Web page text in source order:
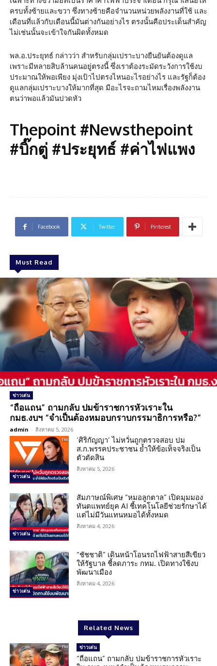
ครบทั้งซ้ายและขวา ซึ่งทางซ้ายคือจำนวนหน่วยพลังงานที่ใช้ และ
เดือนที่แล้วกับเดือนนี้มันต่างกันอย่างไร ตรงนั้นคือประเด็นสำคัญ
ไม่เช่นนั้นจะเข้าใจกันผิดทั้งหมด
พล.อ.ประยุทธ์ กล่าวว่า สำหรับกลุ่มเปราะบางยืนยันต้องดูแล
เพราะมีหลายสิบล้านคนอยู่ตรงนี้ ซึ่งเราต้องระมัดระวังการใช้งบ
ประมาณให้พอเพียง มุ่งเป้าไปตรงไหนอะไรอย่างไร และรัฐก็ต้อง
ดูแลกลุ่มเปราะบางให้มากที่สุด มีอะไรจะถามไหมเรื่องพลังงาน
ตนว่าพอแล้วมันปวดหัว
Thepoint #Newsthepoint
#บิ๊กตู่ #ประยุทธ์ #ค่าไฟแพง
Facebook Twitter Pinterest
Must Read
ข่าวเด่น
“ถือแถน” ถามกลับ ปมข้าราชการหัวเราะใน
กมธ.งบฯ “จำเป็นต้องหมอบกราบกรรมาธิการหรือ?”
admin - สิงหาคม 5, 2026
ข่าวเด่น
‘ศิริกัญญา’ ไม่หวั่นถูกตรวจสอบ ปม
ส.ก.พรรคประชาชน ย้ำให้ข้อเท็จจริงเป็น
ตัวตัดสิน
สิงหาคม 5, 2026
ข่าวเด่น
สัมภาษณ์พิเศษ “หมอลูกตาล” เปิดมุมมอง
ทันตแพทย์ยุค AI ชี้เทคโนโลยีช่วยรักษาได้
แต่ไม่มีวันแทนหมอได้ทั้งหมด
สิงหาคม 4, 2026
ข่าวเด่น
“ชัชชาติ” เดินหน้าโอนรถไฟฟ้าสายสีเขียว
ให้รัฐบาล ชี้ลดภาระ กทม. เปิดทางใช้งบ
พัฒนาเมือง
สิงหาคม 4, 2026
Related News
ข่าวเด่น
“ถือแถน” ถามกลับ ปมข้าราชการหัวเราะ